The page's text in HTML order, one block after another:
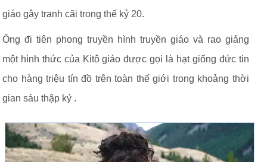
giáo gây tranh cãi trong thế kỷ 20.
Ông đi tiên phong truyền hình truyền giáo và rao giảng
một hình thức của Kitô giáo được gọi là hạt giống đức tin
cho hàng triệu tín đồ trên toàn thế giới trong khoảng thời
gian sáu thập kỷ .